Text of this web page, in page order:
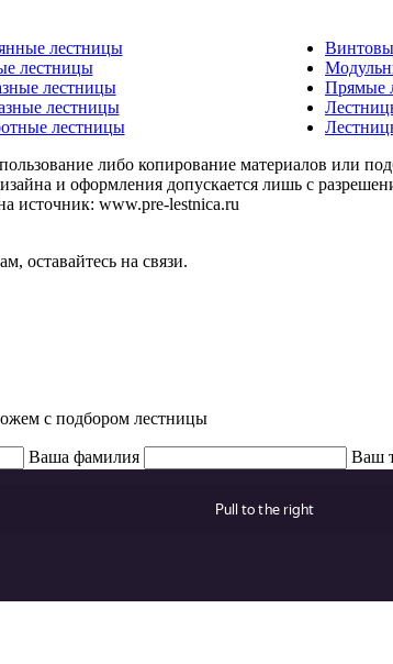
лестницы
лестницы
лестницы
лестницы
лестницы
Прямые
либо копирование материалов или
и оформления допускается лишь с
источник: www.pre-lestnica.ru
оставайтесь на связи.
с подбором лестницы
Ваша фамилия Ваш